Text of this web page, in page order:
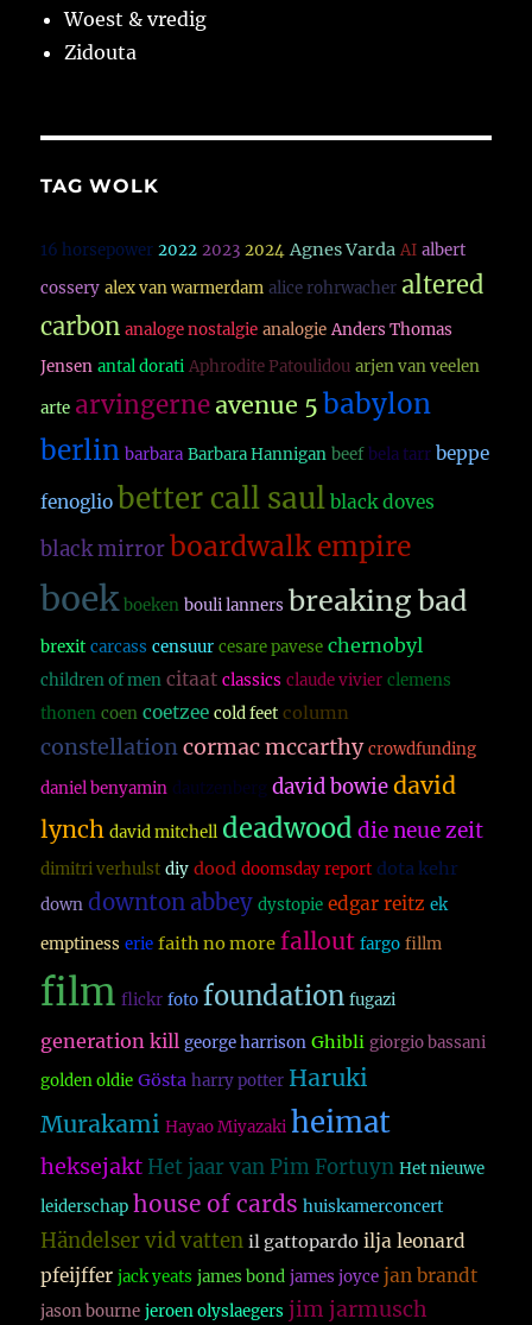
Woest & vredig
Zidouta
TAG WOLK
16 horsepower 2022 2023 2024 Agnes Varda AI albert
cossery alex van warmerdam alice rohrwacher altered
carbon analoge nostalgie analogie Anders Thomas
Jensen antal dorati Aphrodite Patoulidou arjen van veelen
arte arvingerne avenue 5 babylon
berlin barbara Barbara Hannigan beef bela tarr beppe
fenoglio better call saul black doves
black mirror boardwalk empire
boek boeken bouli lanners breaking bad
brexit carcass censuur cesare pavese chernobyl
children of men citaat classics claude vivier clemens
thonen coen coetzee cold feet column
constellationcormac mccarthy crowdfunding
daniel benyamin dautzenberg david bowie david
lynch david mitchell deadwood die neue zeit
dimitri verhulst diy dood doomsday report dota kehr
down downton abbey dystopie edgar reitz ek
emptiness erie faith no more fallout fargo fillm
film flickr foto foundation fugazi
generation kill george harrison Ghibli giorgio bassani
golden oldie Gösta harry potter Haruki
Murakami Hayao Miyazaki heimat
heksejakt Het jaar van Pim Fortuyn Het nieuwe
leiderschap house of cards huiskamerconcert
Händelser vid vatten il gattopardo ilja leonard
pfeijffer jack yeats james bond james joyce jan brandt
jason bourne jeroen olyslaegers jim jarmusch